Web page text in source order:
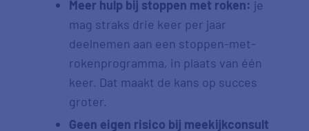
Meer hulp bij stoppen met roken: je
mag straks drie keer per jaar
deelnemen aan een stoppen-met-
rokenprogramma, in plaats van één
keer. Dat maakt de kans op succes
groter.
Geen eigen risico bij meekijkconsult